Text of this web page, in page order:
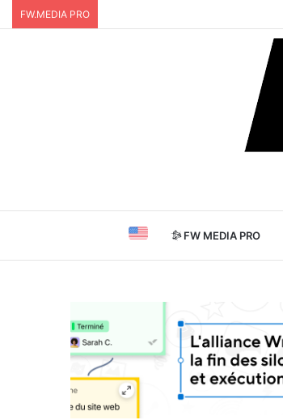
FW.MEDIA PRO
FW MEDIA PRO